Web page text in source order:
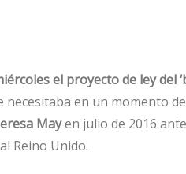
el proyecto de ley del ‘
en un momento
Mayen julio de 2016
Reino Unido.